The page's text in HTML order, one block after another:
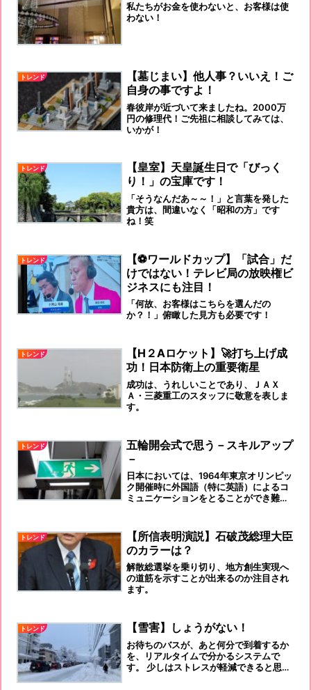
私たちがお金を使わないと、お客様は使
わない！
トレンド
【墓じまい】他人事？いいえ！ご
自身の事ですよ！
春彼岸が近づいて来ましたね。2000万
円の修理代！ご先祖に相談してみては、
いかが！
トレンド
【皇室】天皇誕生日で「びっく
り！」の宝庫です！
「そうなんだあ～～！」と言葉を発した
貴方は、間違いなく「昭和の方」です
ね！笑
トレンド
【⚽ワールドカップ】「試合」だ
けではない！テレビ局の放映権ビ
ジネスにも注目！
「何故、お客様はこちらを選んだの
か？！」俯瞰した見方も必要です！
トレンド
【H２Aロケット】🚀打ち上げ成
功！日本防衛上の重要衛星
成功は、うれしいことであり、ＪＡＸ
Ａ・三菱重工のスタッフに敬意を表しま
す。
トレンド
五輪開会式で思う－スキルアップ
－
日本においては、1964年東京オリンピッ
ク開催時に外国語（特に英語）によるコ
ミュニケーションをとることができ難い
だと思います。
トレンド
【所信表明演説】石破茂総理大臣
のカラーは？
解散総選挙を乗り切り、地方創生実現へ
の道筋を示すことが出来るのか注目され
ます。
トレンド 【雪害】しょうがない！
‎お待ちのバスが、あと何分で到着するか
を、リアルタイムで‎‎分かるシステムで
す。 少しはストレスが軽減できると思い